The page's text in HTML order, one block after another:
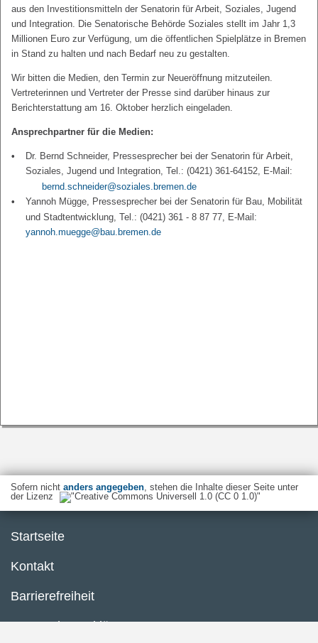
aus den Investitionsmitteln der Senatorin für Arbeit, Soziales, Jugend
und Integration. Die Senatorische Behörde Soziales stellt im Jahr 1,3
Millionen Euro zur Verfügung, um die öffentlichen Spielplätze in Bremen
in Stand zu halten und nach Bedarf neu zu gestalten.
Wir bitten die Medien, den Termin zur Neueröffnung mitzuteilen.
Vertreterinnen und Vertreter der Presse sind darüber hinaus zur
Berichterstattung am 16. Oktober herzlich eingeladen.
Ansprechpartner für die Medien:
Dr. Bernd Schneider, Pressesprecher bei der Senatorin für Arbeit,
Soziales, Jugend und Integration, Tel.: (0421) 361-64152, E-Mail:
bernd.schneider@soziales.bremen.de
Yannoh Mügge, Pressesprecher bei der Senatorin für Bau, Mobilität
und Stadtentwicklung, Tel.: (0421) 361 - 8 87 77, E-Mail:
yannoh.muegge@bau.bremen.de
Sofern nicht anders angegeben, stehen die Inhalte dieser Seite unter
der Lizenz
Startseite
Kontakt
Barrierefreiheit
Datenschutzerklärung